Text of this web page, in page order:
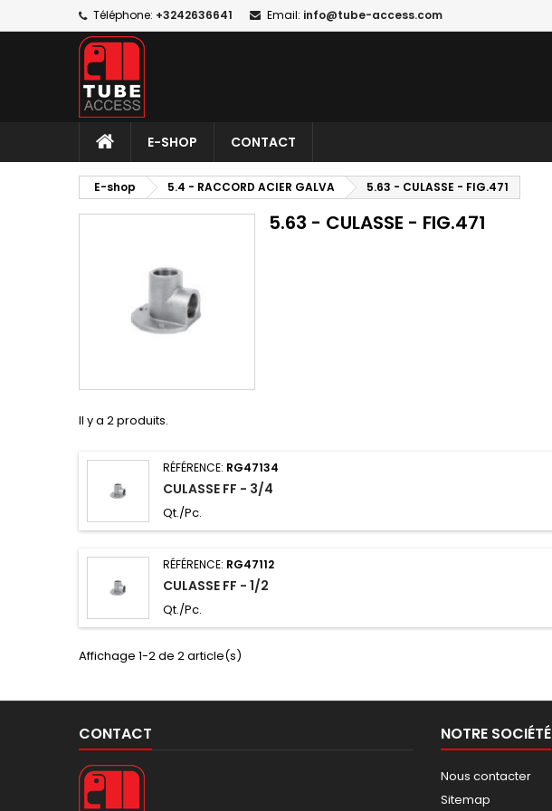
Téléphone: +3242636641 Email: info@tube-access.com
E-SHOP CONTACT
E-shop 5.4 - RACCORD ACIER GALVA 5.63 - CULASSE - FIG.471
5.63 - CULASSE - FIG.471
Il y a 2 produits.
RÉFÉRENCE: RG47134
CULASSE FF - 3/4
Qt./Pc.
RÉFÉRENCE: RG47112
CULASSE FF - 1/2
Qt./Pc.
Affichage 1-2 de 2 article(s)
CONTACT NOTRE SOCIÉTÉ
Nous contacter
Sitemap